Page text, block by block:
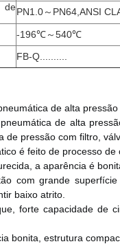
PN1.0～PN64,ANSI
-196℃～540℃
FB-Q..........
de alta
de alta
de pressão com filtro,
é feito de processo
a aparência é
com grande
baixo atrito.
forte capacidade de
bonita, estrutura